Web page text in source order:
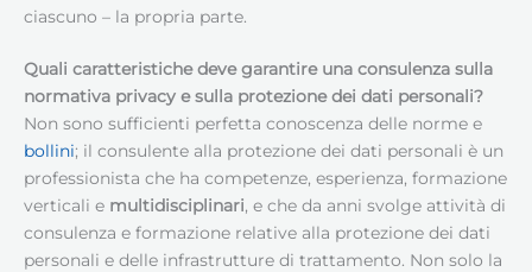
ciascuno – la propria parte.
Quali caratteristiche deve garantire una consulenza sulla
normativa privacy e sulla protezione dei dati personali?
Non sono sufficienti perfetta conoscenza delle norme e
bollini; il consulente alla protezione dei dati personali è un
professionista che ha competenze, esperienza, formazione
verticali e multidisciplinari, e che da anni svolge attività di
consulenza e formazione relative alla protezione dei dati
personali e delle infrastrutture di trattamento. Non solo la